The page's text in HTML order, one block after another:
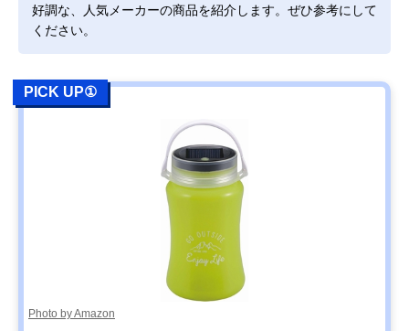
DS-60S
用
DOD(ディーオー
ディー) LEDソー
ラーポップアップ
ランタン L1-427
好みや気分に合わ
せてカラー・モー
ドをチェンジ
DABADA(ダバダ)
LED ランタン 63
灯 led-lantan-63
5種類の方法で充
LuminAID ルミン
空気を入れて膨ら
好調な、人気メーカーの商品を紹介します。ぜひ参考にして
ください。
PICK UP①
Photo by Amazon